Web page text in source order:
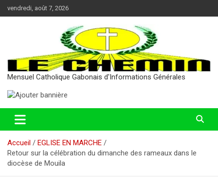
au
vendredi, août 7, 2026
Mensuel Catholique Gabonais d'Informations Générales
Accueil
EGLISE EN MARCHE
Retour sur la célébration du dimanche des rameaux dans le
diocèse de Mouila